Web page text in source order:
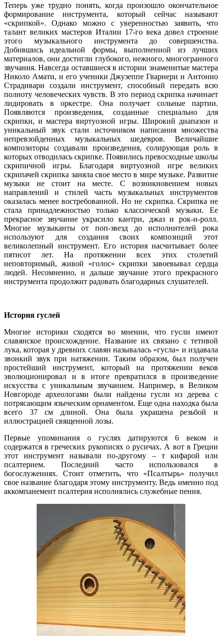
Теперь уже трудно понять, когда произошло окончательное
формирование инструмента, который сейчас называют
«скрипкой». Однако можно с уверенностью заявить, что
талант великих мастеров Италии 17-го века довел строение
этого музыкального инструмента до совершенства.
Добившись идеальной формы, выполненной из лучших
материалов, они достигли глубокого, нежного, многогранного
звучания. Навсегда оставшиеся в истории знаменитые мастера
Николо Амати, и его ученики Джузеппе Гварнери и Антонио
Страдивари создали инструмент, способный передать всю
полноту человеческих чувств. В это период скрипка начинает
лидировать в оркестре. Она получает сольные партии.
Появляются произведения, созданные специально для
скрипки, и мастера виртуозной игры. Широкий диапазон и
уникальный звук стали источником написания множества
непревзойденных музыкальных шедевров. Величайшие
композиторы создавали произведения, солирующая роль в
которых отводилась скрипке. Появились превосходные школы
скрипичной игры. Благодаря виртуозной игре великих
скрипачей скрипка заняла свое место в мире музыке. Развитие
музыки не стоит на месте. С возникновением новых
направлений и стилей часть музыкальных инструментов
оказалась менее востребованной. Но не скрипка. Скрипка не
стала принадлежностью только классической музыки. Ее
прекрасное звучание украсило кантри, джаз и рок-н-ролл.
Многие музыканты от поп-звезд до исполнителей рока
используют для создания своих композиций этот
великолепный инструмент. Его история насчитывает более
пятисот лет. На протяжении всех этих столетий
неповторимый, живой «голос» скрипки завоевывал сердца
людей. Несомненно, и дальше звучание этого прекрасного
инструмента продолжит радовать благодарных слушателей.
История гуслей
Многие историки сходятся во мнении, что гусли имеют
славянское происхождение. Название их связано с тетивой
лука, которая у древних славян называлась «гусла» и издавала
звонкий звук при натяжении. Таким образом, был получен
простейший инструмент, который на протяжении веков
эволюционировал и в итоге превратился в произведение
искусства с уникальным звучанием. Например, в Великом
Новгороде археологами были найдены гусли из дерева с
потрясающим языческим орнаментом. Еще одна находка была
всего 37 см длиной. Она была украшена резьбой и
иллюстрацией священной лозы.
Первые упоминания о гуслях датируются 6 веком и
содержатся в греческих рукописях о русичах. А вот в Греции
этот инструмент называли по-другому – т кифарой или
псалтерием. Последний часто использовался в
богослужениях. Стоит отметить, что «Псалтырь» получил
свое название благодаря этому инструменту. Ведь именно под
аккомпанемент псалтерия исполнялись служебные пения.